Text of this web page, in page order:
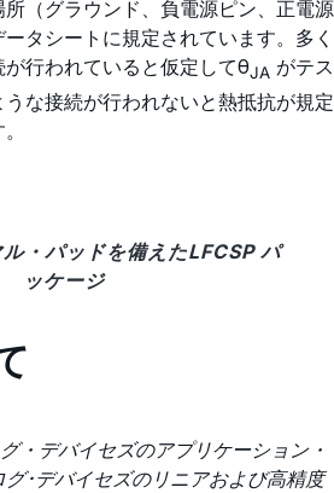
（グラウンド、負電源ピン、正電源
タシートに規定されています。多く
行われていると仮定してθJA がテス
うな接続が行われないと熱抵抗が規定
・パッドを備えたLFCSP パ
ッケージ
・デバイセズのアプリケーション・
･デバイセズのリニアおよび高精度